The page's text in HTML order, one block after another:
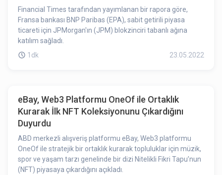
Financial Times tarafından yayımlanan bir rapora göre,
Fransa bankası BNP Paribas (EPA), sabit getirili piyasa
ticareti için JPMorgan'ın (JPM) blokzinciri tabanlı ağına
katılım sağladı.
1dk
23.05.2022
eBay, Web3 Platformu OneOf ile Ortaklık
Kurarak İlk NFT Koleksiyonunu Çıkardığını
Duyurdu
ABD merkezli alışveriş platformu eBay, Web3 platformu
OneOf ile stratejik bir ortaklık kurarak topluluklar için müzik,
spor ve yaşam tarzı genelinde bir dizi Nitelikli Fikri Tapu’nun
(NFT) piyasaya çıkardığını açıkladı.